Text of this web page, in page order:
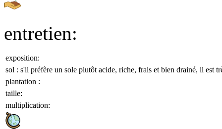
entretien:
exposition:
sol : s'il préfère un sole plutôt acide, riche, frais et bien drainé, il est
plantation :
taille:
multiplication: